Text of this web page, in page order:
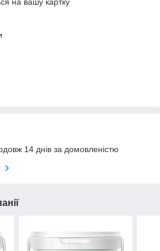
на вашу картку
14 днів за домовленістю